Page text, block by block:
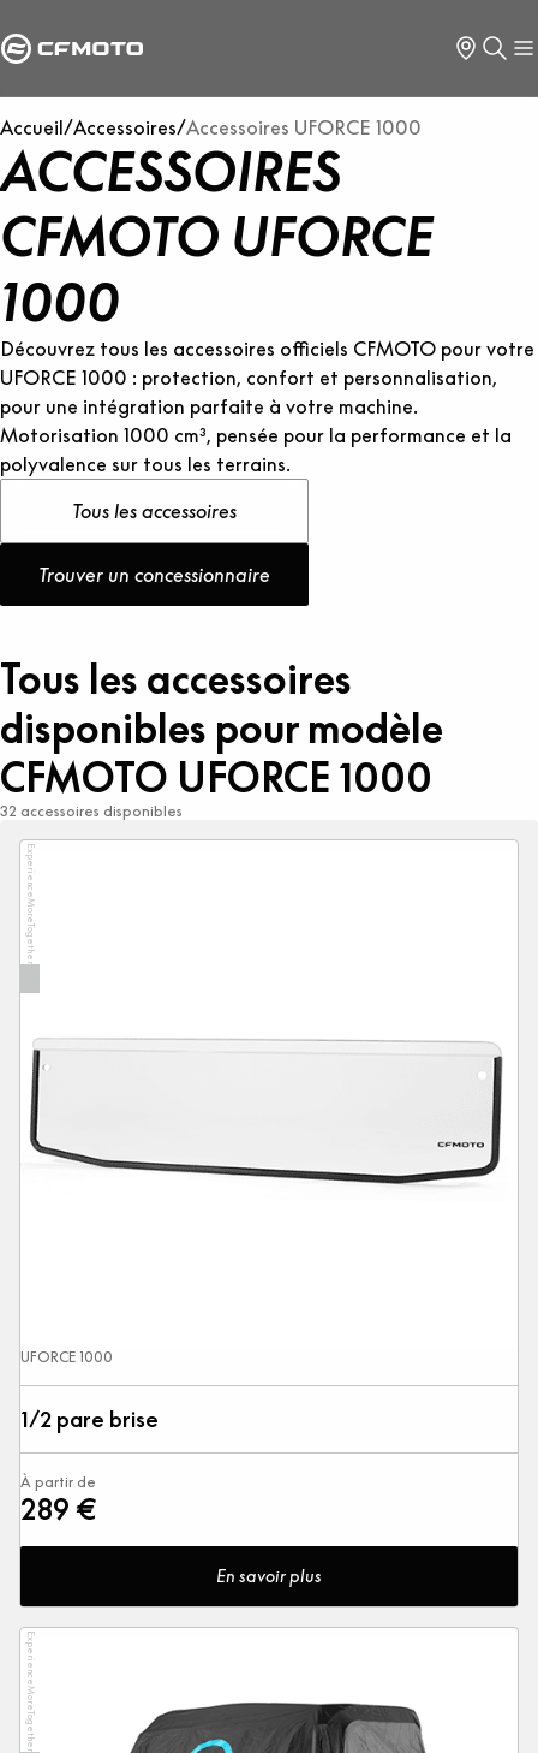
Accueil/Accessoires/Accessoires UFORCE 1000
ACCESSOIRES
CFMOTO UFORCE
1000
Découvrez tous les accessoires officiels CFMOTO pour votre
UFORCE 1000 : protection, confort et personnalisation,
pour une intégration parfaite à votre machine.
Motorisation 1000 cm³, pensée pour la performance et la
polyvalence sur tous les terrains.
Tous les accessoires
Trouver un concessionnaire
Tous les accessoires
disponibles pour modèle
CFMOTO UFORCE 1000
32 accessoires disponibles
ExperienceMoreTogether
UFORCE 1000
1/2 pare brise
À partir de
289 €
En savoir plus
ExperienceMoreTogether